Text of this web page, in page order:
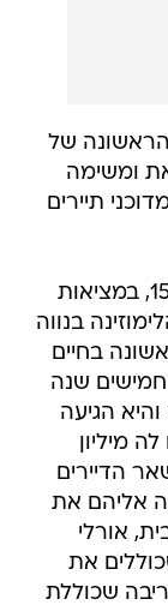
של
ומשימה
תיירים
על הנייר אורלי היא דיירת אחת מתוך 15, במציאות
בנווה
בחיים
חמישים שנה
הגיעה
מיליון
הדיירים
אליהם את
אורלי
את
שכוללת